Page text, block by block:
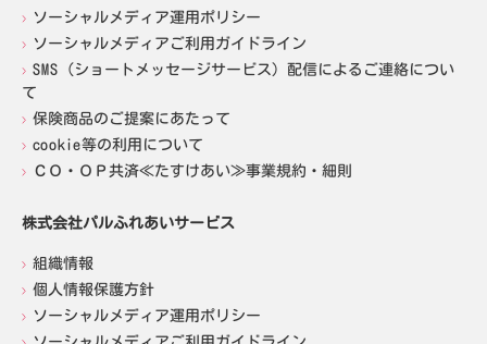
ソーシャルメディア運用ポリシー
ソーシャルメディアご利用ガイドライン
SMS（ショートメッセージサービス）配信によるご連絡につい
て
保険商品のご提案にあたって
cookie等の利用について
ＣＯ・ＯＰ共済≪たすけあい≫事業規約・細則
株式会社パルふれあいサービス
組織情報
個人情報保護方針
ソーシャルメディア運用ポリシー